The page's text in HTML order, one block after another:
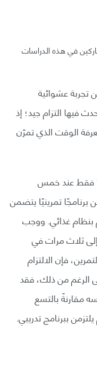
في هذه الدراسات
عام 2021 أنه أُبلِغ عن تجربة عشوائية
فيها التزام جيد؛ إذ
الوقت الذي تمرّن
الالتزام في هذه التجربة نحو 64% فقط عند خمس
تمرينيًا يتضمن
بنظام غذائي. ووجب
ثلاث مرات في
فإن الالتزام
الرغم من ذلك، فقد
مقارنةً بالتسع
ببرنامج تدريبي.